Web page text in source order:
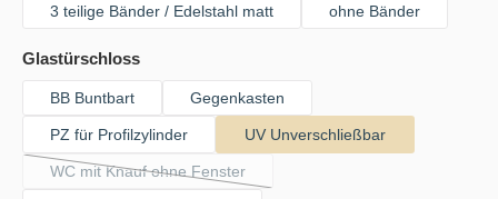
3 teilige Bänder / Edelstahl matt ohne Bänder
Glastürschlossauswählen
BB Buntbart Gegenkasten
PZ für Profilzylinder UV Unverschließbar
WC mit Knauf ohne Fenster
(Diese Option ist zurzeit nicht verfügbar.)